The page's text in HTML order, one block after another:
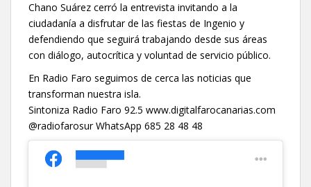
Chano Suárez cerró la entrevista invitando a la
ciudadanía a disfrutar de las fiestas de Ingenio y
defendiendo que seguirá trabajando desde sus áreas
con diálogo, autocrítica y voluntad de servicio público.
En Radio Faro seguimos de cerca las noticias que
transforman nuestra isla.
Sintoniza Radio Faro 92.5 www.digitalfarocanarias.com
@radiofarosur WhatsApp 685 28 48 48